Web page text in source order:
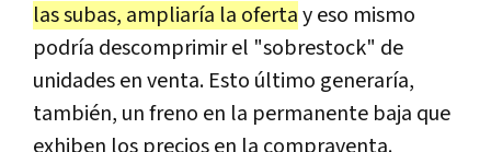
las subas, ampliaría la ofertay eso mismo
podría descomprimir el "sobrestock" de
unidades en venta. Esto último generaría,
también, un freno en la permanente baja que